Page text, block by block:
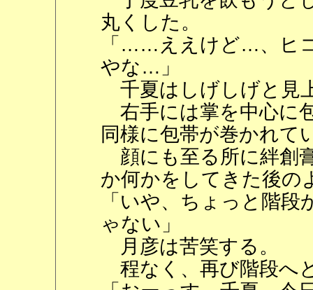
丸くした。
「……ええけど…、ヒ
やな…」
千夏はしげしげと見
右手には掌を中心に
同様に包帯が巻かれて
顔にも至る所に絆創
か何かをしてきた後の
「いや、ちょっと階
ゃない」
月彦は苦笑する。
程なく、再び階段へ